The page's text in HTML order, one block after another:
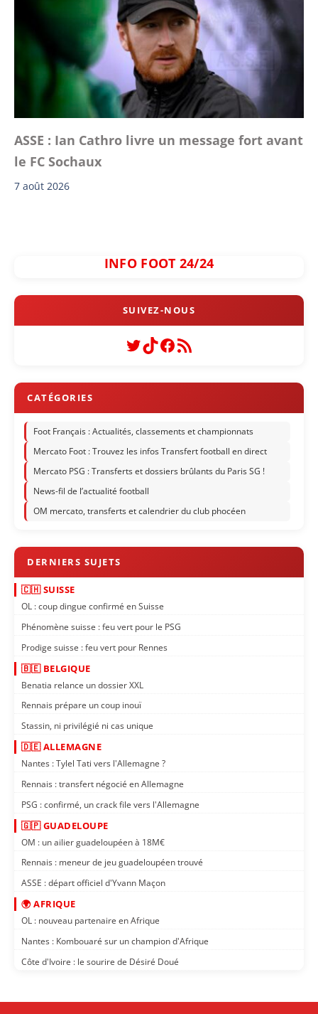
ASSE : Ian Cathro livre un message fort avant
le FC Sochaux
7 août 2026
INFO FOOT 24/24
Twitter
TikTok
Facebook
Flux RSS
Foot Français : Actualités, classements et championnats
Mercato Foot : Trouvez les infos Transfert football en direct
Mercato PSG : Transferts et dossiers brûlants du Paris SG !
News-fil de l’actualité football
OM mercato, transferts et calendrier du club phocéen
🇨🇭 SUISSE
OL : coup dingue confirmé en Suisse
Phénomène suisse : feu vert pour le PSG
Prodige suisse : feu vert pour Rennes
🇧🇪 BELGIQUE
Benatia relance un dossier XXL
Rennais prépare un coup inouï
Stassin, ni privilégié ni cas unique
🇩🇪 ALLEMAGNE
Nantes : Tylel Tati vers l'Allemagne ?
Rennais : transfert négocié en Allemagne
PSG : confirmé, un crack file vers l'Allemagne
🇬🇵 GUADELOUPE
OM : un ailier guadeloupéen à 18M€
Rennais : meneur de jeu guadeloupéen trouvé
ASSE : départ officiel d'Yvann Maçon
🌍 AFRIQUE
OL : nouveau partenaire en Afrique
Nantes : Kombouaré sur un champion d'Afrique
Côte d'Ivoire : le sourire de Désiré Doué